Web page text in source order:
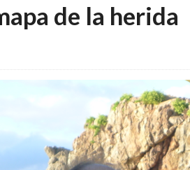
de la herida